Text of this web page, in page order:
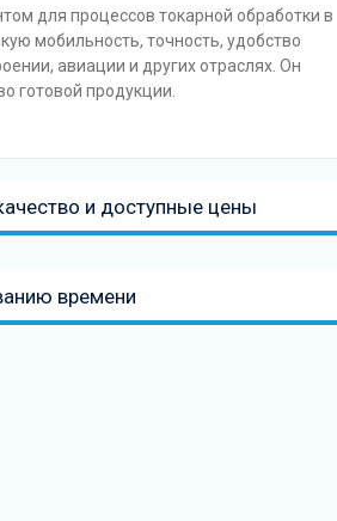
для процессов токарной обработки в
мобильность, точность, удобство
авиации и других отраслях. Он
готовой продукции.
и доступные цены
времени